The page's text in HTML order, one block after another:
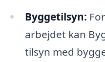
Byggetilsyn:
arbejdet kan
tilsyn med